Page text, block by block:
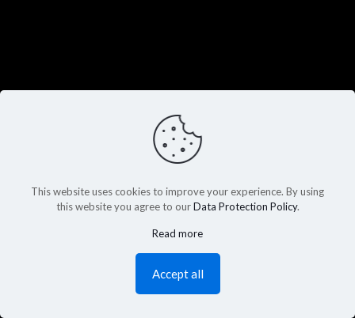
This website uses cookies to improve your experience. By using
this website you agree to ourData Protection Policy.
Read more
Accept all